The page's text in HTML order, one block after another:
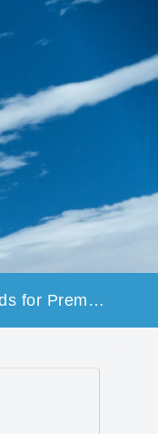
Hide Ads for Premium Members